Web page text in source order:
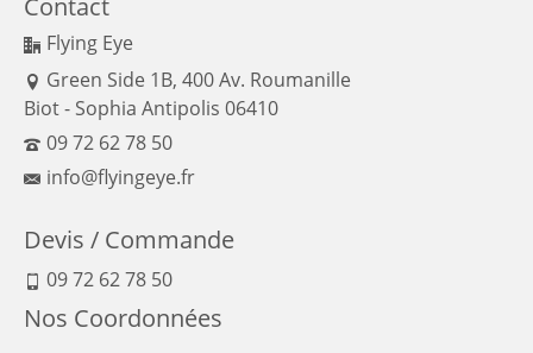
Contact
Flying Eye
Green Side 1B, 400 Av. Roumanille
Biot - Sophia Antipolis 06410
09 72 62 78 50
info@flyingeye.fr
Devis / Commande
09 72 62 78 50
Nos Coordonnées